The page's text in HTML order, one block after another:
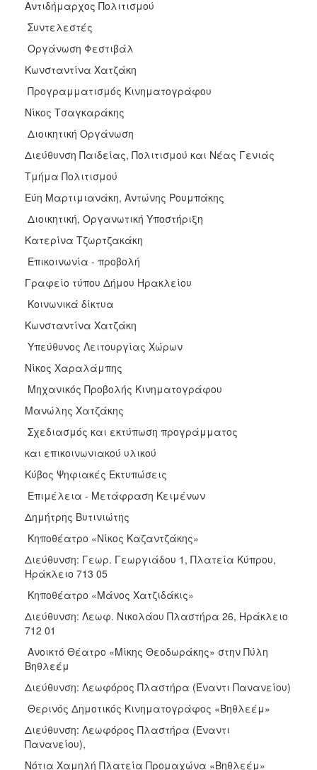
Αντιδήμαρχος Πολιτισμού
Συντελεστές
Οργάνωση Φεστιβάλ
Κωνσταντίνα Χατζάκη
Προγραμματισμός Κινηματογράφου
Νίκος Τσαγκαράκης
Διοικητική Οργάνωση
Διεύθυνση Παιδείας, Πολιτισμού και Νέας Γενιάς
Τμήμα Πολιτισμού
Εύη Μαρτιμιανάκη, Αντώνης Ρουμπάκης
Διοικητική, Οργανωτική Υποστήριξη
Κατερίνα Τζωρτζακάκη
Επικοινωνία - προβολή
Γραφείο τύπου Δήμου Ηρακλείου
Κοινωνικά δίκτυα
Κωνσταντίνα Χατζάκη
Υπεύθυνος Λειτουργίας Χώρων
Νίκος Χαραλάμπης
Μηχανικός Προβολής Κινηματογράφου
Μανώλης Χατζάκης
Σχεδιασμός και εκτύπωση προγράμματος
και επικοινωνιακού υλικού
Κύβος Ψηφιακές Εκτυπώσεις
Επιμέλεια - Μετάφραση Κειμένων
Δημήτρης Βυτινιώτης
Κηποθέατρο «Νίκος Καζαντζάκης»
Διεύθυνση: Γεωρ. Γεωργιάδου 1, Πλατεία Κύπρου,
Ηράκλειο 713 05
Κηποθέατρο «Μάνος Χατζιδάκις»
Διεύθυνση: Λεωφ. Νικολάου Πλαστήρα 26, Ηράκλειο
712 01
Ανοικτό Θέατρο «Μίκης Θεοδωράκης» στην Πύλη
Βηθλεέμ
Διεύθυνση: Λεωφόρος Πλαστήρα (Έναντι Πανανείου)
Θερινός Δημοτικός Κινηματογράφος «Βηθλεέμ»
Διεύθυνση: Λεωφόρος Πλαστήρα (Έναντι
Πανανείου),
Νότια Χαμηλή Πλατεία Προμαχώνα «Βηθλεέμ»